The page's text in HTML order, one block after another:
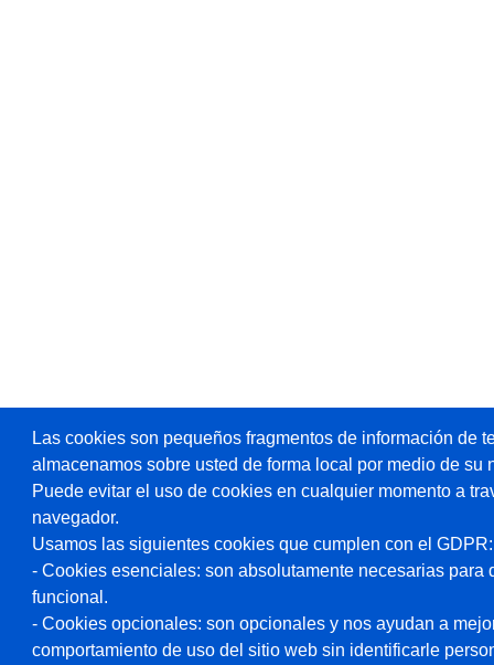
Las cookies son pequeños fragmentos de información de
almacenamos sobre usted de forma local por medio de su
Puede evitar el uso de cookies en cualquier momento a
navegador.
Usamos las siguientes cookies que cumplen con el GDPR:
- Cookies esenciales: son absolutamente necesarias para
funcional.
- Cookies opcionales: son opcionales y nos ayudan a
comportamiento de uso del sitio web sin identificarle